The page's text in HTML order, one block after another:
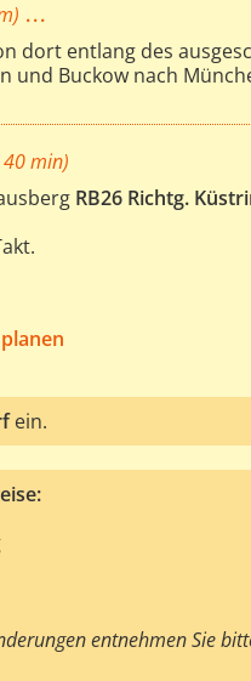
...
dort entlang des
und Buckow nach
min)
RB26 Richtg.
ein.
entnehmen Sie